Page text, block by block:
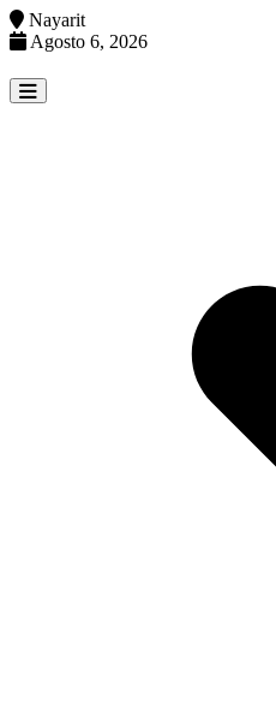
Nayarit
Agosto 6, 2026
to
content